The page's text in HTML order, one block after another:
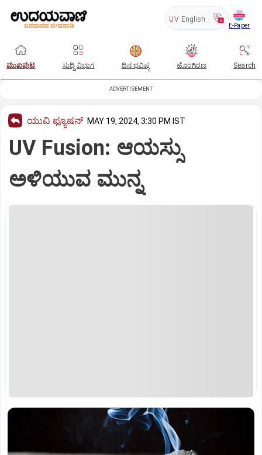
UV English
E-Paper
ಮುಖಪುಟ ಸುದ್ದಿ ವಿಭಾಗ ದಿನ ಭವಿಷ್ಯ ಹೊಂಗಿರಣ Search
ADVERTISEMENT
ಯುವಿ ಫ್ಯೂಷನ್ MAY 19, 2024, 3:30 PM IST
UV Fusion: ಆಯಸ್ಸು
ಅಳಿಯುವ ಮುನ್ನ